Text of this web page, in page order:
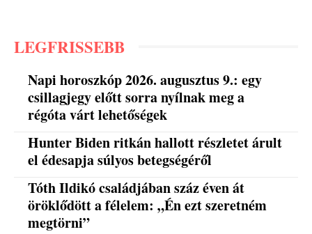
LEGFRISSEBB
Napi horoszkóp 2026. augusztus 9.: egy
csillagjegy előtt sorra nyílnak meg a
régóta várt lehetőségek
Hunter Biden ritkán hallott részletet árult
el édesapja súlyos betegségéről
Tóth Ildikó családjában száz éven át
öröklődött a félelem: „Én ezt szeretném
megtörni”